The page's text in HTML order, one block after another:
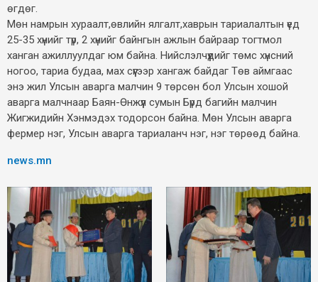
өгдөг.
Мөн намрын хураалт,өвлийн ялгалт,хаврын тариалалтын үед
25-35 хүнийг түр, 2 хүнийг байнгын ажлын байраар тогтмол
ханган ажиллуулдаг юм байна. Нийслэлчүүдийг төмс хүнсний
ногоо, тариа будаа, мах сүүгээр хангаж байдаг Төв аймгаас
энэ жил Улсын аварга малчин 9 төрсөн бол Улсын хошой
аварга малчнаар Баян-Өнжүүл сумын Бүрд багийн малчин
Жигжидийн Хэнмэдэх тодорсон байна. Мөн Улсын аварга
фермер нэг, Улсын аварга тариаланч нэг, нэг төрөөд байна.
news.mn